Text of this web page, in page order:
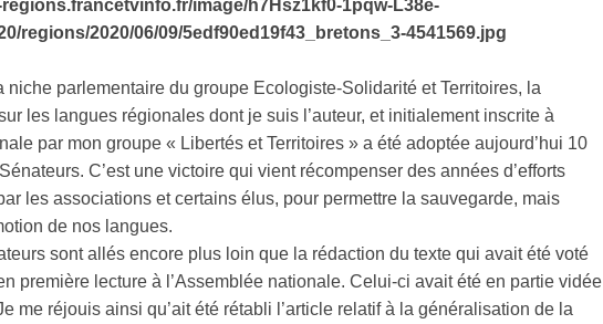
niche parlementaire du groupe Ecologiste-Solidarité et Territoires, la
les langues régionales dont je suis l’auteur, et initialement inscrite à
par mon groupe « Libertés et Territoires » a été adoptée aujourd’hui 10
C’est une victoire qui vient récompenser des années d’efforts
les associations et certains élus, pour permettre la sauvegarde, mais
de nos langues.
sont allés encore plus loin que la rédaction du texte qui avait été voté
première lecture à l’Assemblée nationale. Celui-ci avait été en partie vidée
me réjouis ainsi qu’ait été rétabli l’article relatif à la généralisation de la